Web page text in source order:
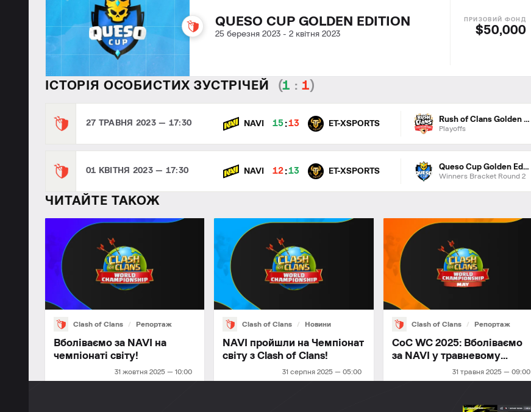
QUESO CUP GOLDEN EDITION
25 березня 2023 - 2 квітня 2023 $50,000
ІСТОРІЯ ОСОБИСТИХ ЗУСТРІЧЕЙ (1 : 1)
27 ТРАВНЯ 2023 — 17:30 NAVI 15 :13 ET-XSPORTS Rush of Clans Golden Edition
Playoffs
01 КВІТНЯ 2023 — 17:30 NAVI 12 :13 ET-XSPORTS Queso Cup Golden Edition
Winners Bracket Round 2
ЧИТАЙТЕ ТАКОЖ
Clash of Clans Репортаж
31 жовтня 2025 — 10:00
Вболіваємо за NAVI на
чемпіонаті світу!
Clash of Clans Новини
31 серпня 2025 — 05:00
NAVI пройшли на Чемпіонат
світу з Clash of Clans!
Clash of Clans Репортаж
31 травня 2025 — 09:00
CoC WC 2025: Вболіваємо
за NAVI у травневому